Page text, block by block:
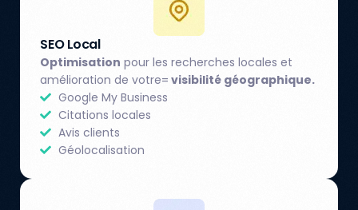
SEO Local
Optimisation pour les recherches locales et
amélioration de votre= visibilité géographique.
Google My Business
Citations locales
Avis clients
Géolocalisation